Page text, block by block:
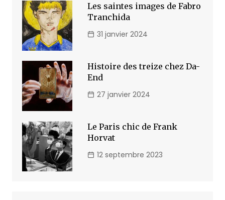
Les saintes images de Fabro
Tranchida
31 janvier 2024
Histoire des treize chez Da-
End
27 janvier 2024
Le Paris chic de Frank
Horvat
12 septembre 2023